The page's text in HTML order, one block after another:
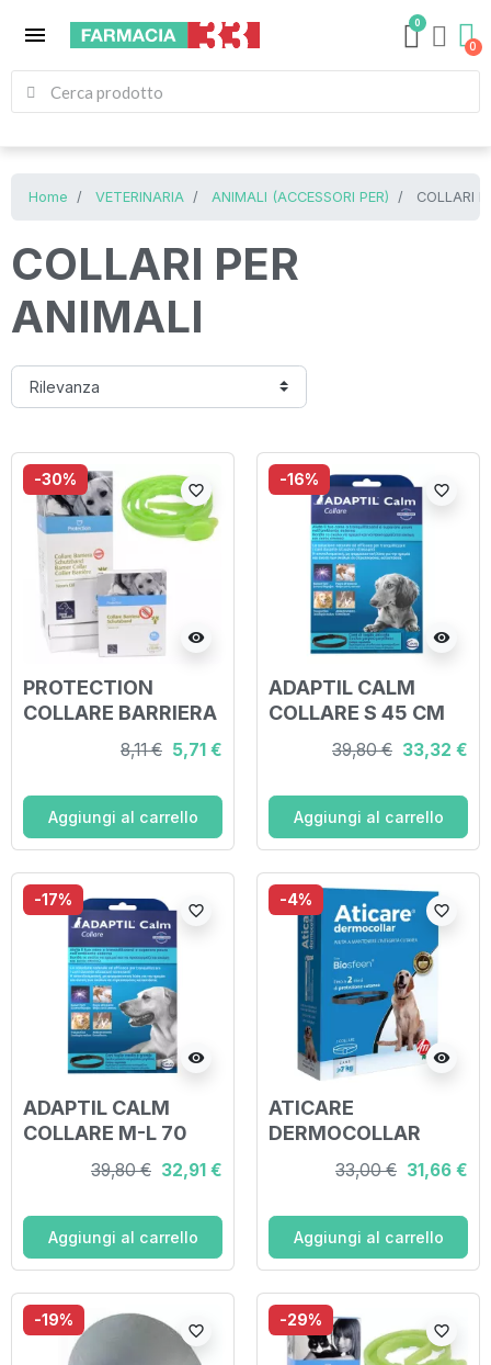
menu 0
Home VETERINARIA ANIMALI (ACCESSORI PER) COLLARI
COLLARI PER
ANIMALI
-30%
visibility
favorite_border
PROTECTION
COLLARE BARRIERA
8,11 € 5,71 €
Aggiungi al carrello
-16%
visibility
favorite_border
ADAPTIL CALM
COLLARE S 45 CM
39,80 € 33,32 €
Aggiungi al carrello
-17%
visibility
favorite_border
ADAPTIL CALM
COLLARE M-L 70
39,80 € 32,91 €
Aggiungi al carrello
-4%
visibility
favorite_border
ATICARE
DERMOCOLLAR
CANI CON PESO
SUPERIORE A 7 KG
33,00 € 31,66 €
Aggiungi al carrello
-19%
favorite_border
-29%
favorite_border